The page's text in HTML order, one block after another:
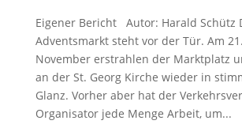
Eigener Bericht Autor: Harald Schütz
Adventsmarkt steht vor der Tür. Am
November erstrahlen der Marktplatz
an der St. Georg Kirche wieder in
Glanz. Vorher aber hat der
Organisator jede Menge Arbeit, um...